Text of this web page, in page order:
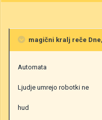
magični kralj reče
Automata
Ljudje umrejo robotki ne
hud